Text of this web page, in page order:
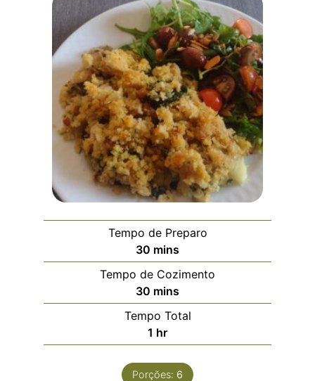
Tempo de Preparo
30 minutos
mins
Tempo de Cozimento
30 minutos
mins
Tempo Total
1 hora
hr
Porções: 6